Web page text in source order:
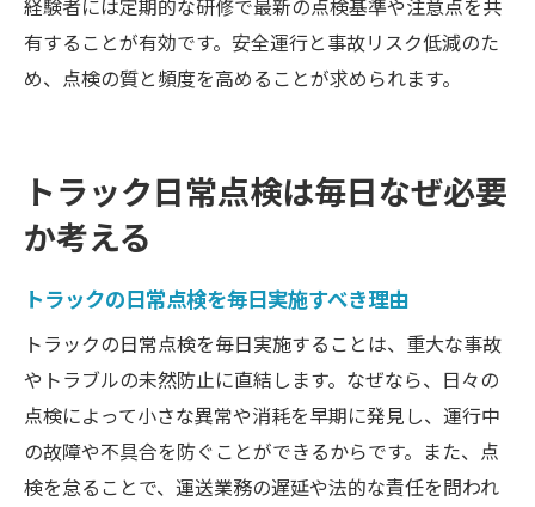
経験者には定期的な研修で最新の点検基準や注意点を共
有することが有効です。安全運行と事故リスク低減のた
め、点検の質と頻度を高めることが求められます。
トラック日常点検は毎日なぜ必要
か考える
トラックの日常点検を毎日実施すべき理由
トラックの日常点検を毎日実施することは、重大な事故
やトラブルの未然防止に直結します。なぜなら、日々の
点検によって小さな異常や消耗を早期に発見し、運行中
の故障や不具合を防ぐことができるからです。また、点
検を怠ることで、運送業務の遅延や法的な責任を問われ